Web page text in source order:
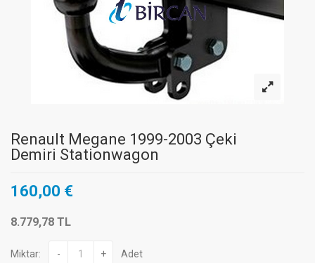
Renault Megane 1999-2003 Çeki
Demiri Stationwagon
160,00 €
8.779,78 TL
Miktar: - + Adet